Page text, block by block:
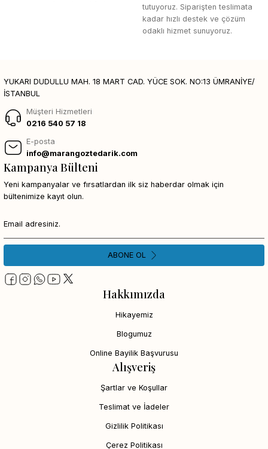
tutuyoruz. Siparişten teslimata
kadar hızlı destek ve çözüm
odaklı hizmet sunuyoruz.
YUKARI DUDULLU MAH. 18 MART CAD. YÜCE SOK. NO:13 ÜMRANİYE/
İSTANBUL
Müşteri Hizmetleri
0216 540 57 18
E-posta
info@marangoztedarik.com
Hakkımızda
Hikayemiz
Blogumuz
Online Bayilik Başvurusu
Alışveriş
Şartlar ve Koşullar
Teslimat ve İadeler
Gizlilik Politikası
Çerez Politikası
Kampanya Bülteni
Yeni kampanyalar ve fırsatlardan ilk siz haberdar olmak için
bültenimize kayıt olun.
ABONE OL